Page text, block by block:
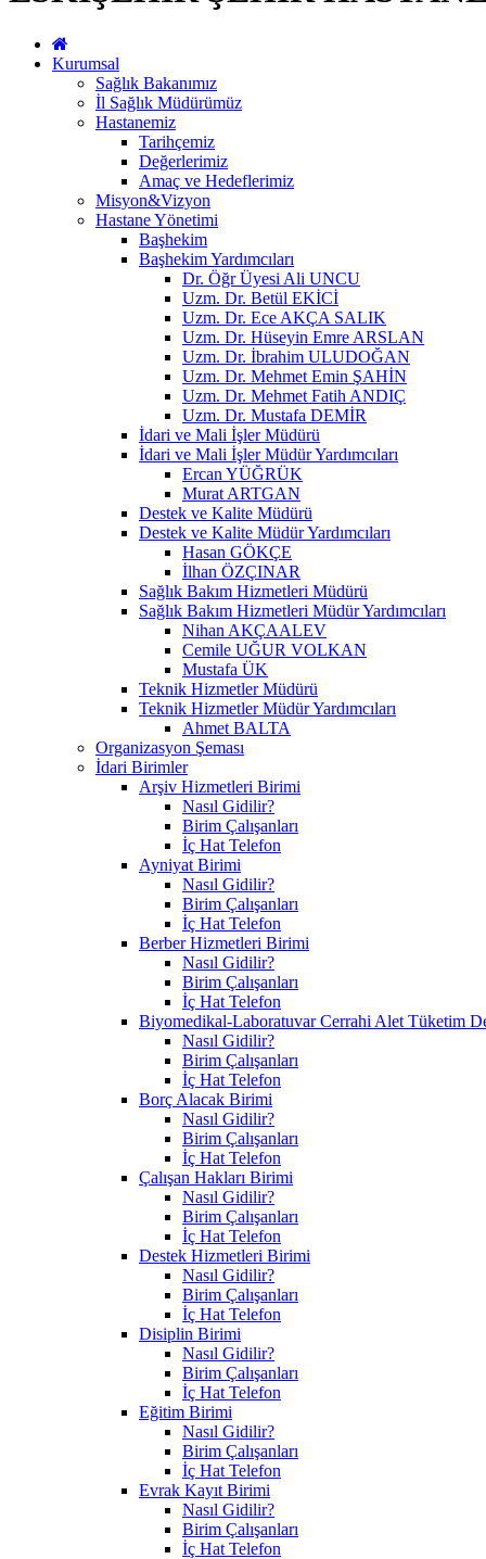
Kurumsal
Sağlık Bakanımız
İl Sağlık Müdürümüz
Hastanemiz
Tarihçemiz
Değerlerimiz
Amaç ve Hedeflerimiz
Misyon&Vizyon
Hastane Yönetimi
Başhekim
Başhekim Yardımcıları
Dr. Öğr Üyesi Ali UNCU
Uzm. Dr. Betül EKİCİ
Uzm. Dr. Ece AKÇA SALIK
Uzm. Dr. Hüseyin Emre ARSLAN
Uzm. Dr. İbrahim ULUDOĞAN
Uzm. Dr. Mehmet Emin ŞAHİN
Uzm. Dr. Mehmet Fatih ANDIÇ
Uzm. Dr. Mustafa DEMİR
İdari ve Mali İşler Müdürü
İdari ve Mali İşler Müdür Yardımcıları
Ercan YÜĞRÜK
Murat ARTGAN
Destek ve Kalite Müdürü
Destek ve Kalite Müdür Yardımcıları
Hasan GÖKÇE
İlhan ÖZÇINAR
Sağlık Bakım Hizmetleri Müdürü
Sağlık Bakım Hizmetleri Müdür Yardımcıları
Nihan AKÇAALEV
Cemile UĞUR VOLKAN
Mustafa ÜK
Teknik Hizmetler Müdürü
Teknik Hizmetler Müdür Yardımcıları
Ahmet BALTA
Organizasyon Şeması
İdari Birimler
Arşiv Hizmetleri Birimi
Nasıl Gidilir?
Birim Çalışanları
İç Hat Telefon
Ayniyat Birimi
Nasıl Gidilir?
Birim Çalışanları
İç Hat Telefon
Berber Hizmetleri Birimi
Nasıl Gidilir?
Birim Çalışanları
İç Hat Telefon
Biyomedikal-Laboratuvar Cerrahi Alet Tüketim
Nasıl Gidilir?
Birim Çalışanları
İç Hat Telefon
Borç Alacak Birimi
Nasıl Gidilir?
Birim Çalışanları
İç Hat Telefon
Çalışan Hakları Birimi
Nasıl Gidilir?
Birim Çalışanları
İç Hat Telefon
Destek Hizmetleri Birimi
Nasıl Gidilir?
Birim Çalışanları
İç Hat Telefon
Disiplin Birimi
Nasıl Gidilir?
Birim Çalışanları
İç Hat Telefon
Eğitim Birimi
Nasıl Gidilir?
Birim Çalışanları
İç Hat Telefon
Evrak Kayıt Birimi
Nasıl Gidilir?
Birim Çalışanları
İç Hat Telefon